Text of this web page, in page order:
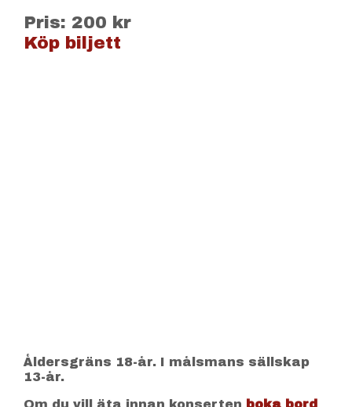
Pris: 200 kr
Köp biljett
Åldersgräns 18-år. I målsmans sällskap
13-år.